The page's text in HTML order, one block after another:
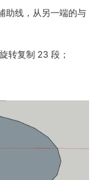
助线，从另一端的与
转复制 23 段；